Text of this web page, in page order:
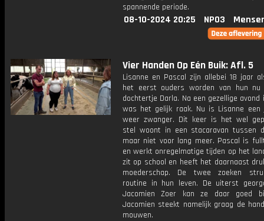
spannende periode.
08-10-2024 20:25 NPO3
Vier Handen Op Eén Buik: Afl. 5
Lisanne en Pascal zijn allebei 18 jaar
het eerst ouders worden van hun nu
dochtertje Darla. Na een gezellige avond
was het gelijk raak. Nu is Lisanne
weer zwanger. Dit keer is het wel
stel woont in een stacaravan tussen
maar niet voor lang meer. Pascal is
en werkt onregelmatige tijden op het
zit op school en heeft het daarnaast
moederschap. De twee zoeken
routine in hun leven. De uiterst
Jacomien Zoer kan ze daar goed
Jacomien steekt namelijk graag de
mouwen.